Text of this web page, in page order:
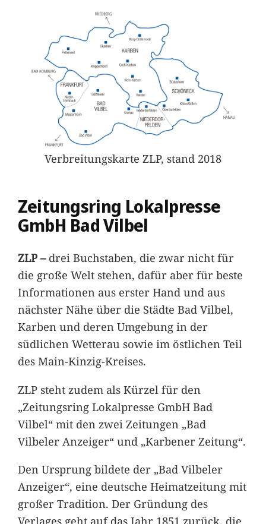
Verbreitungskarte ZLP, stand 2018
Zeitungsring Lokalpresse
GmbH Bad Vilbel
ZLP –drei Buchstaben, die zwar nicht für
die große Welt stehen, dafür aber für beste
Informationen aus erster Hand und aus
nächster Nähe über die Städte Bad Vilbel,
Karben und deren Umgebung in der
südlichen Wetterau sowie im östlichen Teil
des Main-Kinzig-Kreises.
ZLP steht zudem als Kürzel für den
„Zeitungsring Lokalpresse GmbH Bad
Vilbel“ mit den zwei Zeitungen „Bad
Vilbeler Anzeiger“ und „Karbener Zeitung“.
Den Ursprung bildete der „Bad Vilbeler
Anzeiger“, eine deutsche Heimatzeitung mit
großer Tradition. Der Gründung des
Verlages geht auf das Jahr 1851 zurück, die